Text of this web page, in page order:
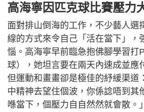
高海寧因匹克球比賽壓力
面對排山倒海的工作，不少藝人選
線的方式來令自己「活在當下」，
惱。高海寧早前臨急抱佛腳學習打
球），她坦言要在兩天內速成並應
但運動和畫畫卻是極佳的紓緩渠道
中精神去望住個波，你係諗唔到其
喺當下，個壓力自自然然就會散。